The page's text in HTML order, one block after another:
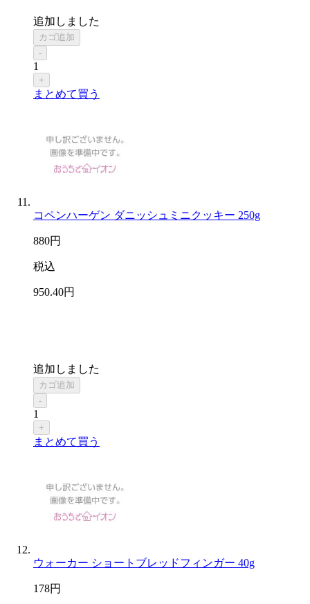
追加しました
カゴ追加
-
1
+
まとめて買う
コペンハーゲン ダニッシュミニクッキー 250g
880円
税込
950.40円
追加しました
カゴ追加
-
1
+
まとめて買う
ウォーカー ショートブレッドフィンガー 40g
178円